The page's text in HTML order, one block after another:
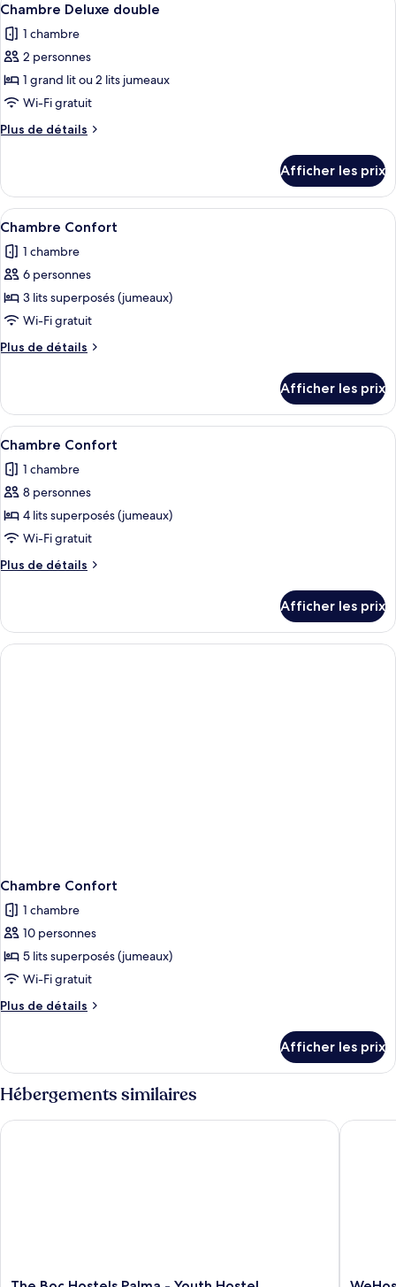
double
double
toutes
les
photos
pour
ce
type
de
Chambre
Deluxe
double
1
Chambre Deluxe double
1 chambre
2 personnes
1 grand lit ou 2 lits jumeaux
Wi-Fi gratuit
Plus de détails
Plus
Chambre
Deluxe
double
Afficher les prix
Afficher
toutes
les
photos
pour
ce
type
de
Chambre
Confort
Un couloir doté d’étagères intégrées,
1
Chambre Confort
1 chambre
6 personnes
3 lits superposés (jumeaux)
Wi-Fi gratuit
Plus de détails
Plus
Chambre
Confort
Afficher les prix
Afficher
toutes
les
photos
pour
ce
type
de
Chambre
Confort
Une salle de bain moderne avec un
1
Chambre Confort
1 chambre
8 personnes
4 lits superposés (jumeaux)
Wi-Fi gratuit
Plus de détails
Plus
Chambre
Confort
Afficher les prix
Chambre Confort
1 chambre
10 personnes
5 lits superposés (jumeaux)
Wi-Fi gratuit
Plus de détails
Plus
Chambre
Confort
Afficher les prix
Hébergements similaires
The
The Boc Hostels Palma - Youth Hostel